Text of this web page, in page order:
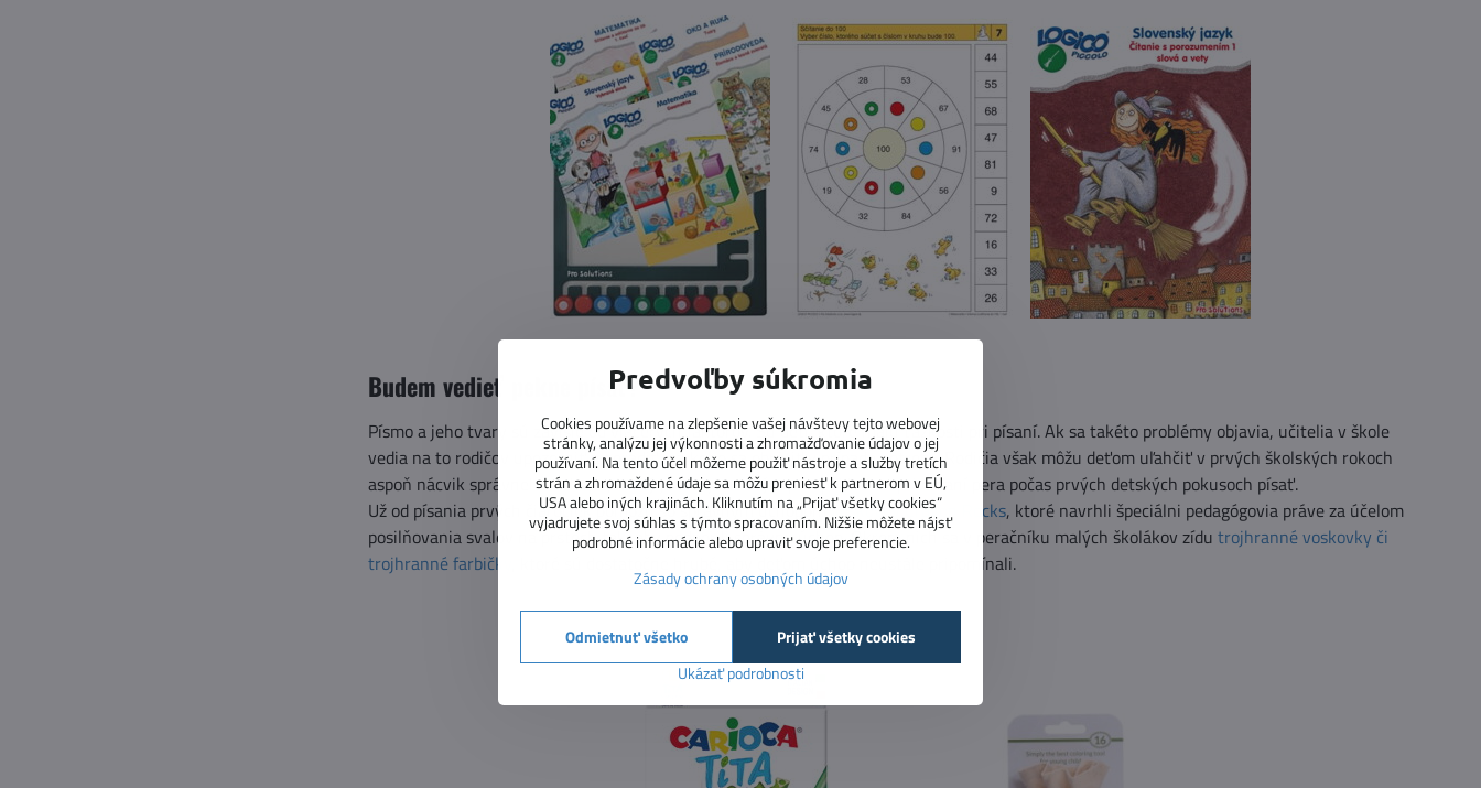
Budem vedieť pekne písať?
Písmo a jeho tvary sú závislé od viacerých faktorov. Sú deti, ktoré majú ťažkosti pri písaní. Ak sa takéto problémy objavia, učitelia v škole
vedia na to rodičov upozorniť a poradiť, na koho sa obrátiť v prípade potreby. Rodičia však môžu deťom uľahčiť v prvých školských rokoch
aspoň nácvik správneho úchopu, ktorý je nevyhnutným predpokladom pri držaní pera počas prvých detských pokusoch písať.
Už od písania prvých čiaročiek pomôžu so správnym úchopomvoskovky Crayon Rocks, ktoré navrhli špeciálni pedagógovia práve za účelom
posilňovania svalov na prstoch tak, aby podporili správny úchop. Okrem nich sa v peračníku malých školákov zídu trojhranné voskovky či
trojhranné farbičky
, ktoré sú dostatočne hrubé, aby deťom úchop neustále pripomínali.
Predvoľby súkromia
Cookies používame na zlepšenie vašej návštevy tejto webovej
stránky, analýzu jej výkonnosti a zhromažďovanie údajov o jej
používaní. Na tento účel môžeme použiť nástroje a služby tretích
strán a zhromaždené údaje sa môžu preniesť k partnerom v EÚ,
USA alebo iných krajinách. Kliknutím na „Prijať všetky cookies“
vyjadrujete svoj súhlas s týmto spracovaním. Nižšie môžete nájsť
podrobné informácie alebo upraviť svoje preferencie.
Zásady ochrany osobných údajov
Ukázať podrobnosti
Prijať všetky cookies
Odmietnuť všetko